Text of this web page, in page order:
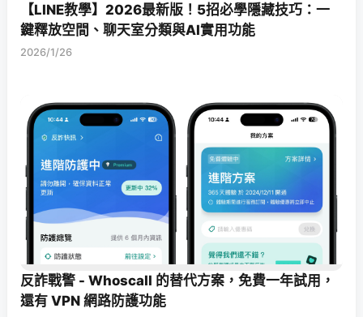
【LINE教學】2026最新版！5招必學隱藏技巧：一
鍵釋放空間、聊天室分類與AI實用功能
2026/1/26
反詐戰警 - Whoscall 的替代方案，免費一年試用，
還有 VPN 網路防護功能